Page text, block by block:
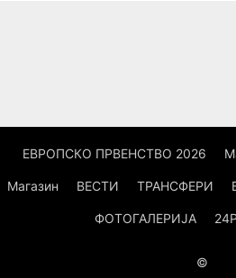
ЕВРОПСКО ПРВЕНСТВО 2026
Магазин ВЕСТИ ТРАНСФЕРИ
ФОТОГАЛЕРИЈА
©